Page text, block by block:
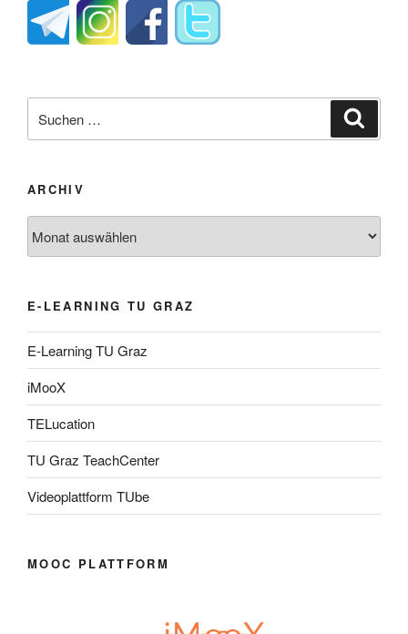
nach:
ARCHIV
E-LEARNING TU GRAZ
E-Learning TU Graz
iMooX
TELucation
TU Graz TeachCenter
Videoplattform TUbe
MOOC PLATTFORM